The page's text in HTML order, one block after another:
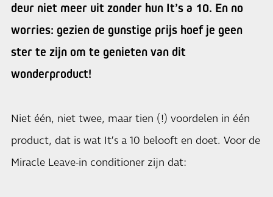
deur niet meer uit zonder hun It’s a 10. En no
worries: gezien de gunstige prijs hoef je geen
ster te zijn om te genieten van dit
wonderproduct!
Niet één, niet twee, maar tien (!) voordelen in één
product, dat is wat It’s a 10 belooft en doet. Voor de
Miracle Leave-in conditioner zijn dat: